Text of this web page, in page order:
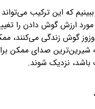
که این ترکیب
ارزش گوش دادن را
وزوز گوش زندگی می‌کنند،
شیرین‌ترین صدای ممکن
نزدیک شوند.